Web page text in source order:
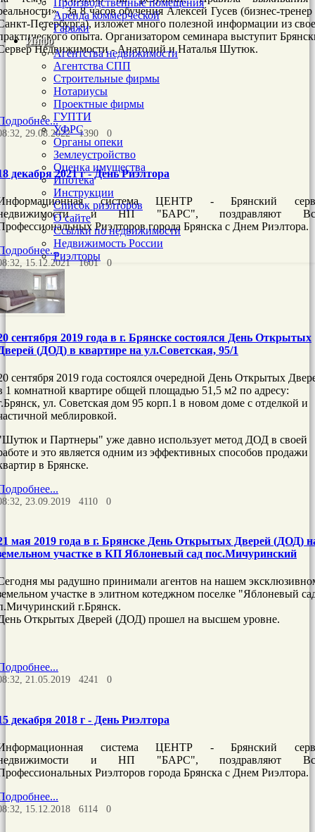
Аренда коммерческой
Гаражи
Инфо
Агентства недвижимости
Агентства СПП
Строительные фирмы
Нотариусы
Проектные фирмы
ГУПТИ
УФРС
Органы опеки
Землеустройство
Оценка имущества
Ипотека
Инструкции
Список риэлторов
О сайте
Ссылки по недвижимости
Недвижимость России
Риэлторы
За 8 часов обучения Алексей Гусев (бизнес-тренер
Петербурга), изложет много полезной информации из
опыта. Организатором семинара выступит
Недвижимости - Анатолий и Наталья Шутюк.
29.08.2022 1390 0
декабря 2021 г - День Риэлтора
система ЦЕНТР - Брянский
и НП "БАРС", поздравляют
Риэлторов города Брянска с Днем Риэлтора.
15.12.2021 1601 0
сентября 2019 года в г. Брянске состоялся День Открытых
(ДОД) в квартире на ул.Советская, 95/1
сентября 2019 года состоялся очередной День Открытых
1 комнатной квартире общей площадью 51,5 м2 по адресу:
ул. Советская дом 95 корп.1 в новом доме с отделкой и
меблировкой.
и Партнеры" уже давно использует метод ДОД в своей
и это является одним из эффективных способов продажи
в Брянске.
23.09.2019 4110 0
мая 2019 года в г. Брянске День Открытых Дверей (ДОД)
участке в КП Яблоневый сад пос.Мичуринский
мы радушно принимали агентов на нашем
участке в элитном котеджном поселке "Яблоневый
г.Брянск.
Открытых Дверей (ДОД) прошел на высшем уровне.
21.05.2019 4241 0
декабря 2018 г - День Риэлтора
система ЦЕНТР - Брянский
и НП "БАРС", поздравляют
Риэлторов города Брянска с Днем Риэлтора.
15.12.2018 6114 0